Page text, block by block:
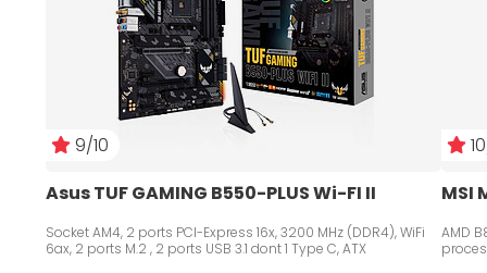
9/10
Asus TUF GAMING B550-PLUS Wi-FI II
Socket AM4, 2 ports PCI-Express 16x, 3200 MHz (DDR4), WiFi
6ax, 2 ports M.2 , 2 ports USB 3.1 dont 1 Type C, ATX
MSI
AMD